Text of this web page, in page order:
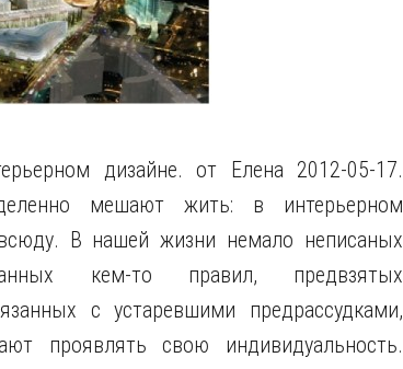
дизайне. от Елена 2012-05-17.
мешают жить: в интерьерном
В нашей жизни немало неписаных
кем-то правил, предвзятых
с устаревшими предрассудками,
проявлять свою индивидуальность.